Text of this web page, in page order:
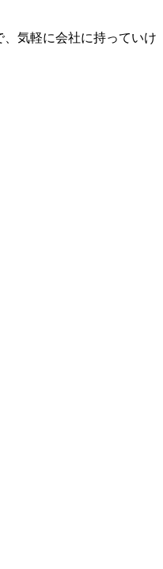
気軽に会社に持っていけ